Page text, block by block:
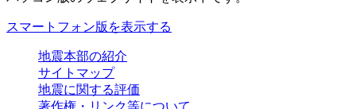
スマートフォン版を表示する
地震本部の紹介
サイトマップ
地震に関する評価
著作権・リンク等について